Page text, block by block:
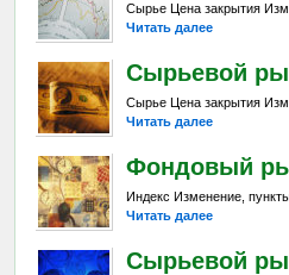
Сырье Цена закрытия
Читать далее
Сырьевой
Сырье Цена закрытия
Читать далее
Фондовый
Индекс Изменение,
Читать далее
Сырьевой